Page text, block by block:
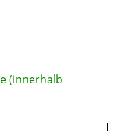
(innerhalb